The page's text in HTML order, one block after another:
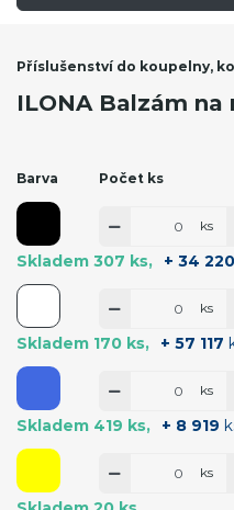
Příslušenství do koupelny,
ILONA Balzám na
Barva Počet ks
Skladem 307 ks + 34 220
ks
Skladem 170 ks + 57 117
ks
Skladem 419 ks + 8 919
ks
ks